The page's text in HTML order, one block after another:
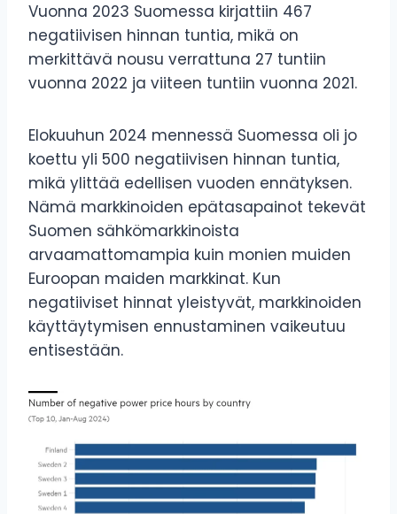
Vuonna 2023 Suomessa kirjattiin 467
negatiivisen hinnan tuntia, mikä on
merkittävä nousu verrattuna 27 tuntiin
vuonna 2022 ja viiteen tuntiin vuonna 2021.
Elokuuhun 2024 mennessä Suomessa oli jo
koettu yli 500 negatiivisen hinnan tuntia,
mikä ylittää edellisen vuoden ennätyksen.
Nämä markkinoiden epätasapainot tekevät
Suomen sähkömarkkinoista
arvaamattomampia kuin monien muiden
Euroopan maiden markkinat. Kun
negatiiviset hinnat yleistyvät, markkinoiden
käyttäytymisen ennustaminen vaikeutuu
entisestään.